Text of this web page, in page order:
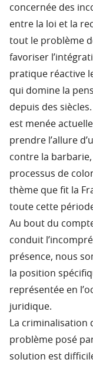
concernée des
entre la loi et la
tout le problème
favoriser
pratique réactive
qui domine la
depuis des
est menée
prendre l’allure
contre la
processus de
thème que fit la
toute cette
Au bout du
conduit
présence, nous
la position
représentée en
juridique.
La criminalisation
problème posé
solution est